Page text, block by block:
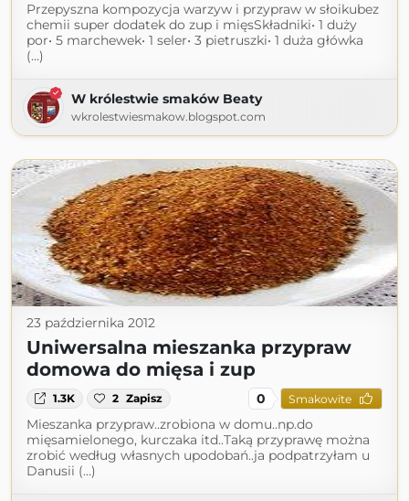
Przepyszna kompozycja warzyw i przypraw w słoikubez
chemii super dodatek do zup i mięsSkładniki• 1 duży
por• 5 marchewek• 1 seler• 3 pietruszki• 1 duża główka
(...)
W królestwie smaków Beaty
wkrolestwiesmakow.blogspot.com
23 października 2012
Uniwersalna mieszanka przypraw
domowa do mięsa i zup
1.3K 2 Zapisz 0 Smakowite
Mieszanka przypraw..zrobiona w domu..np.do
mięsamielonego, kurczaka itd..Taką przyprawę można
zrobić według własnych upodobań..ja podpatrzyłam u
Danusii (...)